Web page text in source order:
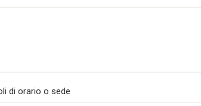
di orario o sede